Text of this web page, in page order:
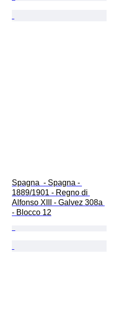
Spagna  - Spagna -
1889/1901 - Regno di
Alfonso XIII - Galvez 308a
- Blocco 12